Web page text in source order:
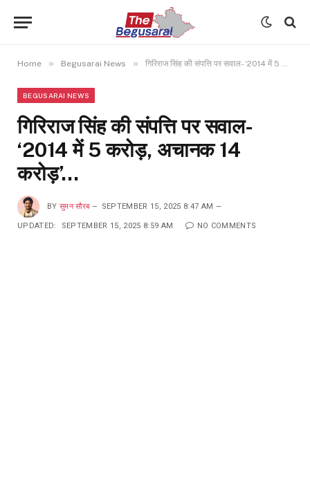
Home » Begusarai News » गिरिराज सिंह की संपत्ति पर सवाल- ‘2014 में 5 करोड़, अचानक 14 करोड़’…
BEGUSARAI NEWS
गिरिराज सिंह की संपत्ति पर सवाल-
‘2014 में 5 करोड़, अचानक 14
करोड़’…
BY सुमन सौरब SEPTEMBER 15, 2025 8:47 AM
UPDATED: SEPTEMBER 15, 2025 8:59 AM NO COMMENTS